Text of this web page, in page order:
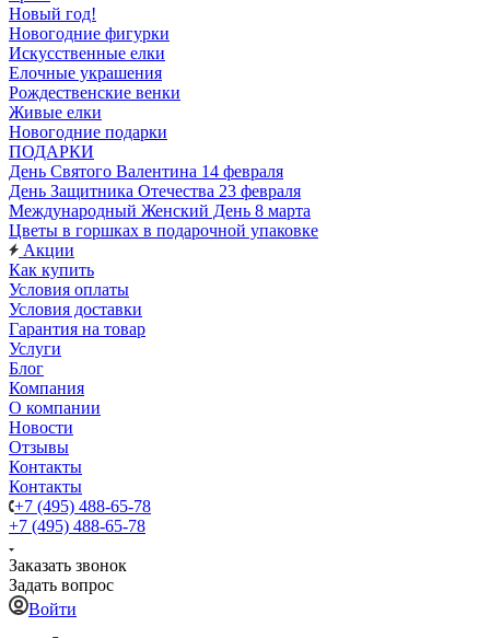
Новый год!
Новогодние фигурки
Искусственные елки
Елочные украшения
Рождественские венки
Живые елки
Новогодние подарки
ПОДАРКИ
День Святого Валентина 14 февраля
День Защитника Отечества 23 февраля
Международный Женский День 8 марта
Цветы в горшках в подарочной упаковке
Акции
Как купить
Условия оплаты
Условия доставки
Гарантия на товар
Услуги
Блог
Компания
О компании
Новости
Отзывы
Контакты
Контакты
+7 (495) 488-65-78
+7 (495) 488-65-78
Заказать звонок
Задать вопрос
Войти